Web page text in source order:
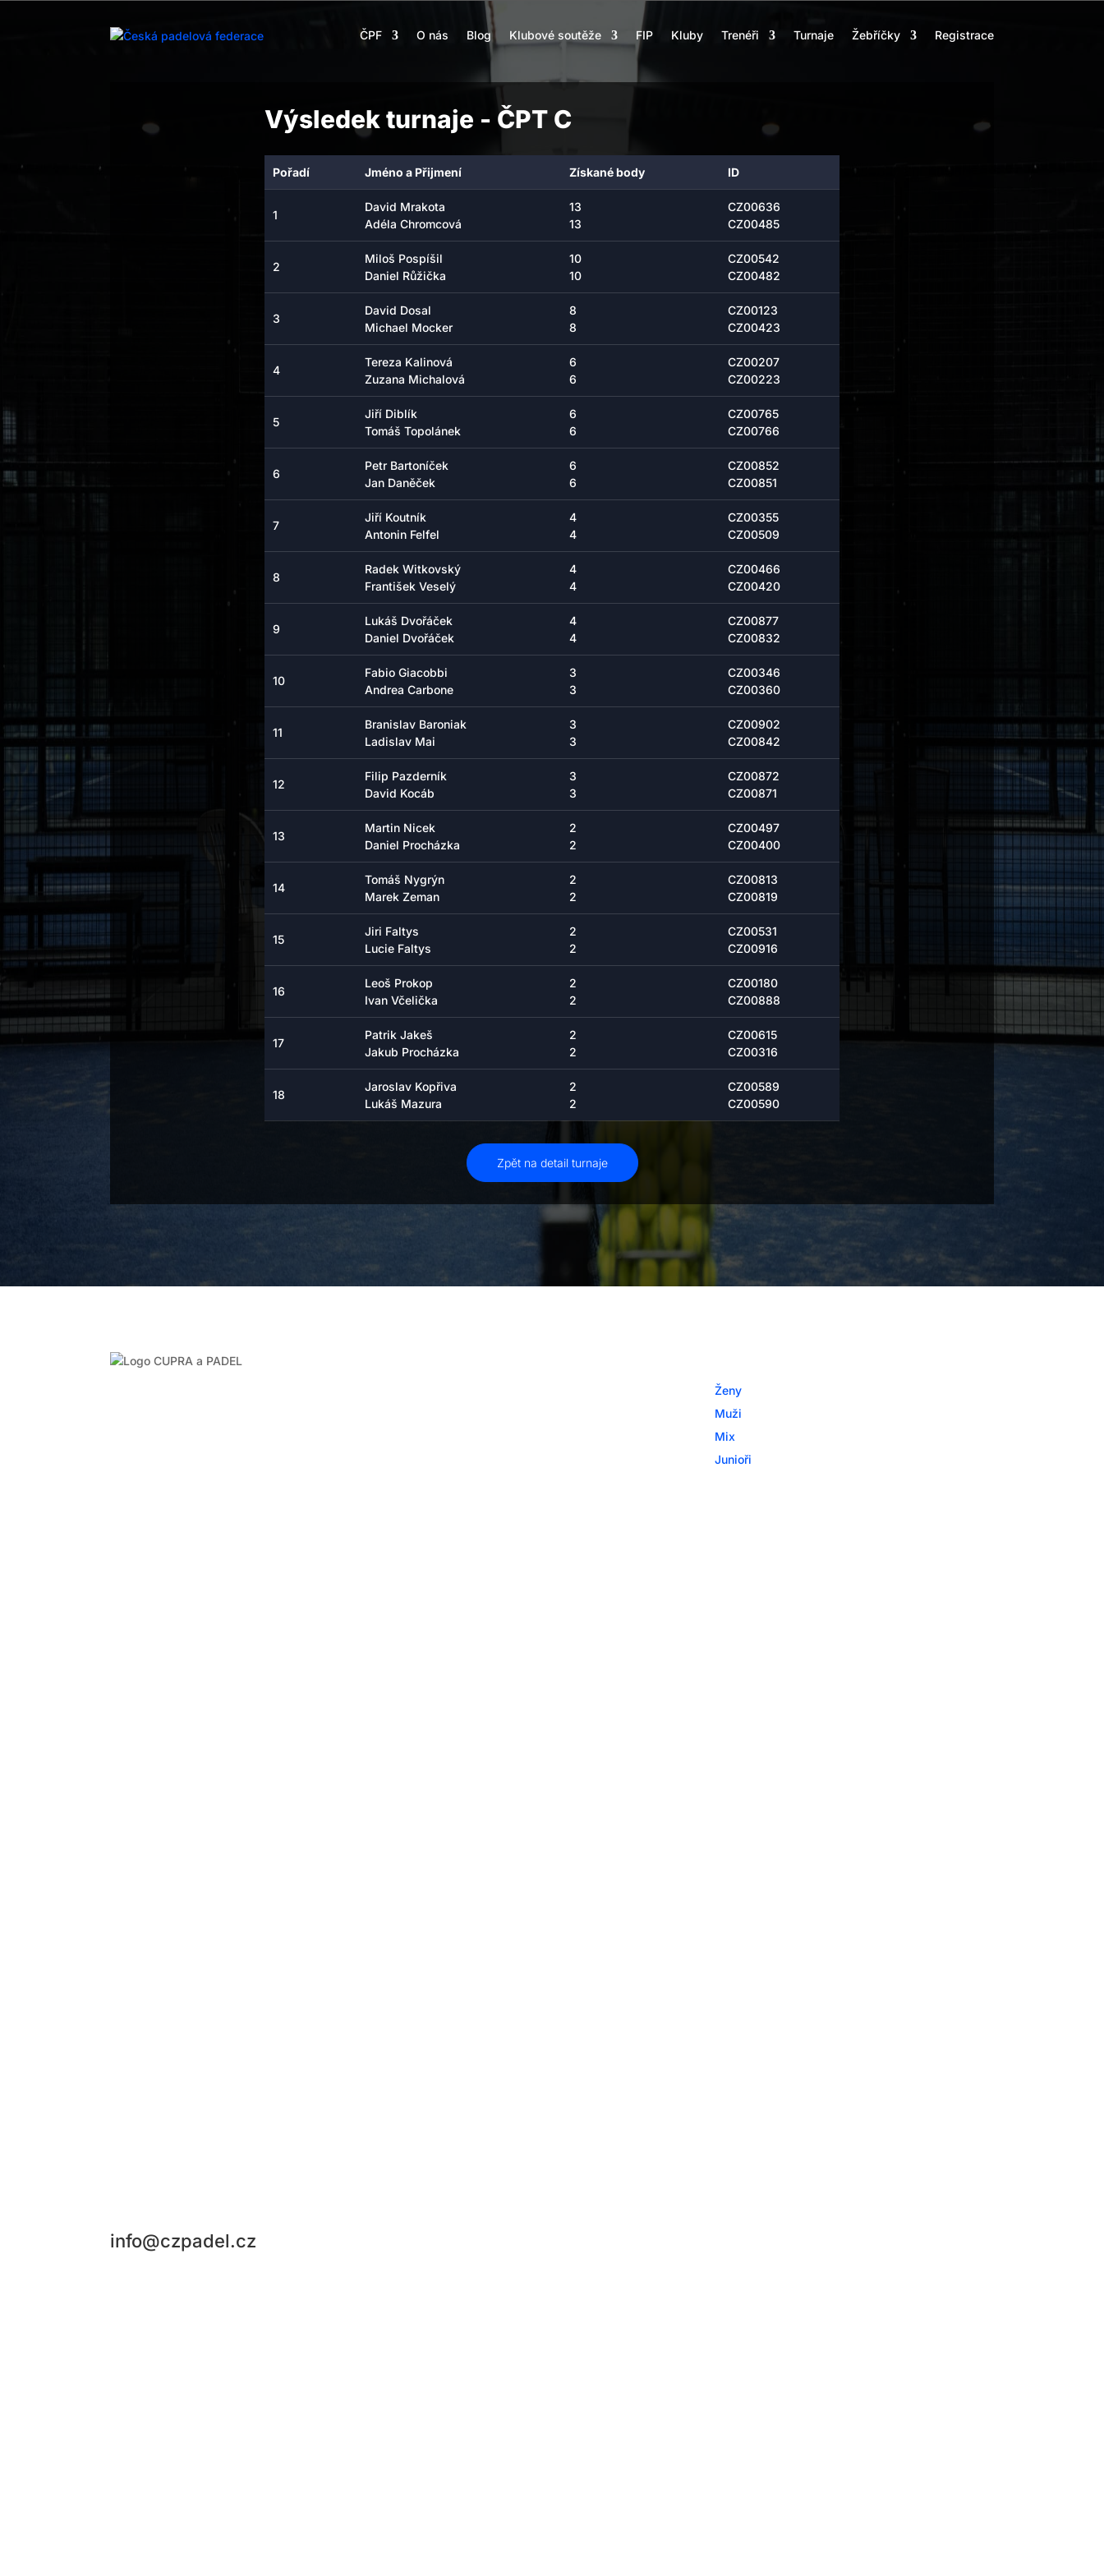
ČPF O nás Blog Klubové soutěže FIP Kluby Trenéři Turnaje Žebříčky Registrace
Výsledek turnaje - ČPT C
Pořadí Jméno a Přijmení Získané body ID
1
David Mrakota
Adéla Chromcová
13
13
CZ00636
CZ00485
2
Miloš Pospíšil
Daniel Růžička
10
10
CZ00542
CZ00482
3
David Dosal
Michael Mocker
8
8
CZ00123
CZ00423
4
Tereza Kalinová
Zuzana Michalová
6
6
CZ00207
CZ00223
5
Jiří Diblík
Tomáš Topolánek
6
6
CZ00765
CZ00766
6
Petr Bartoníček
Jan Daněček
6
6
CZ00852
CZ00851
7
Jiří Koutník
Antonin Felfel
4
4
CZ00355
CZ00509
8
Radek Witkovský
František Veselý
4
4
CZ00466
CZ00420
9
Lukáš Dvořáček
Daniel Dvořáček
4
4
CZ00877
CZ00832
10
Fabio Giacobbi
Andrea Carbone
3
3
CZ00346
CZ00360
11
Branislav Baroniak
Ladislav Mai
3
3
CZ00902
CZ00842
12
Filip Pazderník
David Kocáb
3
3
CZ00872
CZ00871
13
Martin Nicek
Daniel Procházka
2
2
CZ00497
CZ00400
14
Tomáš Nygrýn
Marek Zeman
2
2
CZ00813
CZ00819
15
Jiri Faltys
Lucie Faltys
2
2
CZ00531
CZ00916
16
Leoš Prokop
Ivan Včelička
2
2
CZ00180
CZ00888
17
Patrik Jakeš
Jakub Procházka
2
2
CZ00615
CZ00316
18
Jaroslav Kopřiva
Lukáš Mazura
2
2
CZ00589
CZ00590
Zpět na detail turnaje
Ženy
Muži
Mix
Junioři
info@czpadel.cz